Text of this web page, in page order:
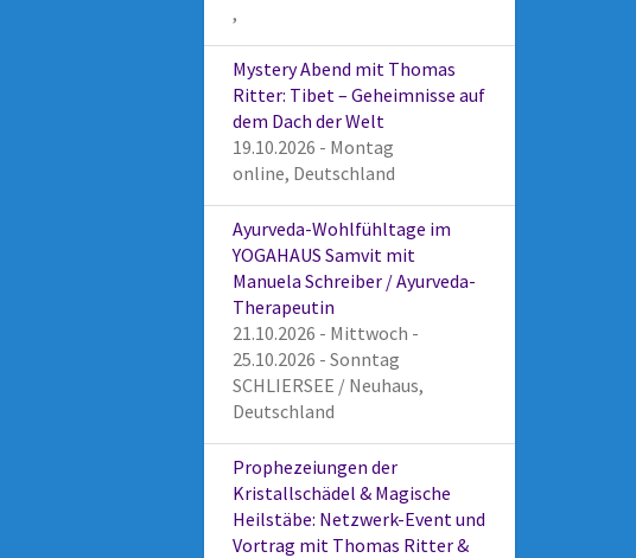
,
Mystery Abend mit Thomas
Ritter: Tibet – Geheimnisse auf
dem Dach der Welt
19.10.2026 - Montag
online, Deutschland
Ayurveda-Wohlfühltage im
YOGAHAUS Samvit mit
Manuela Schreiber / Ayurveda-
Therapeutin
21.10.2026 - Mittwoch -
25.10.2026 - Sonntag
SCHLIERSEE / Neuhaus,
Deutschland
Prophezeiungen der
Kristallschädel & Magische
Heilstäbe: Netzwerk-Event und
Vortrag mit Thomas Ritter &